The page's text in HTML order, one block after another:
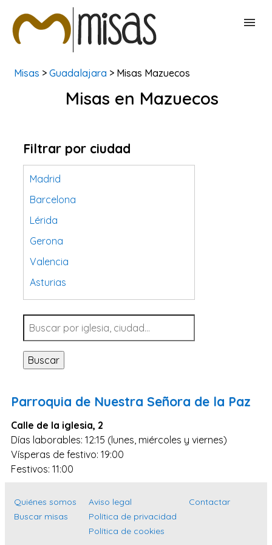
BUSCAR MISAS
Misas > Guadalajara > Misas Mazuecos
Misas en Mazuecos
Filtrar por ciudad
Madrid
Barcelona
Lérida
Gerona
Valencia
Asturias
Tarragona
Navarra
Valladolid
Sevilla
Santa Cruz de Tenerife
Cantabria
Islas Baleares
Las Palmas
Buscar
Parroquia de Nuestra Señora de la Paz
Calle de la iglesia, 2
Días laborables: 12:15 (lunes, miércoles y viernes)
Vísperas de festivo: 19:00
Festivos: 11:00
Quiénes somos
Buscar misas
Aviso legal
Política de privacidad
Política de cookies
Contactar